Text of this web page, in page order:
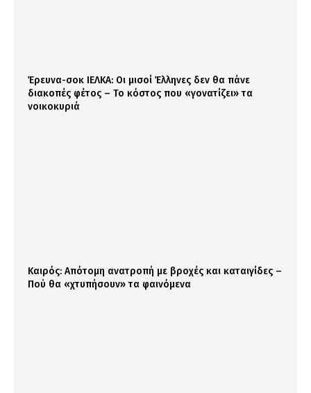
Έρευνα-σοκ ΙΕΛΚΑ: Οι μισοί Έλληνες δεν θα πάνε
διακοπές φέτος – Το κόστος που «γονατίζει» τα
νοικοκυριά
Καιρός: Απότομη ανατροπή με βροχές και καταιγίδες –
Πού θα «χτυπήσουν» τα φαινόμενα